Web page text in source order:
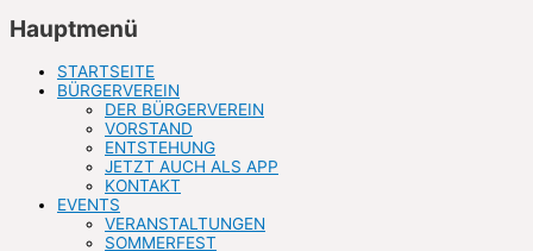
Hauptmenü
STARTSEITE
BÜRGERVEREIN
DER BÜRGERVEREIN
VORSTAND
ENTSTEHUNG
JETZT AUCH ALS APP
KONTAKT
EVENTS
VERANSTALTUNGEN
SOMMERFEST